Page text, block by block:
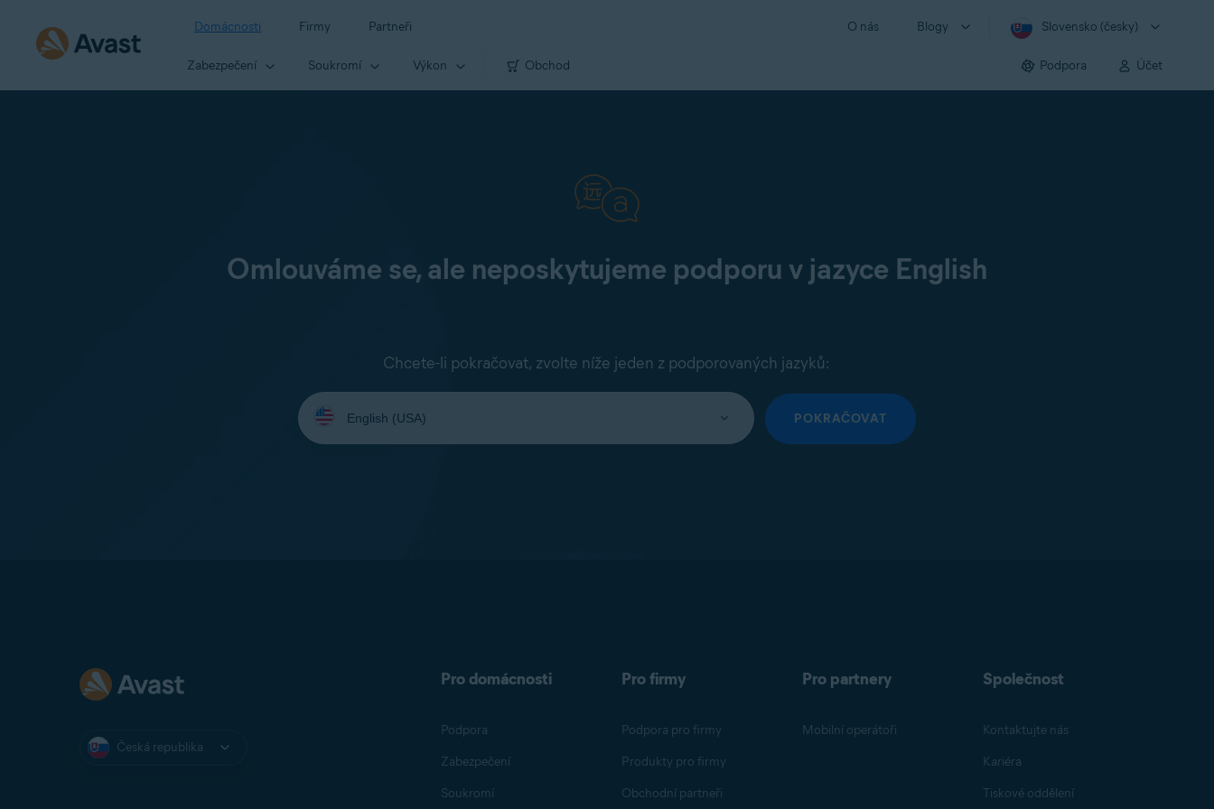
Domácnosti Firmy Partneři O nás Blogy Slovensko (česky)
Zabezpečení Soukromí Výkon Obchod Podpora Účet
Omlouváme se, ale neposkytujeme podporu v jazyce English
Chcete-li pokračovat, zvolte níže jeden z podporovaných jazyků:
Vyberte
jazyk:
POKRAČOVAT
Česká republika
Pro domácnosti
Podpora
Zabezpečení
Soukromí
Pro firmy
Podpora pro firmy
Produkty pro firmy
Obchodní partneři
Pro partnery
Mobilní operátoři
Společnost
Kontaktujte nás
Kariéra
Tiskové oddělení